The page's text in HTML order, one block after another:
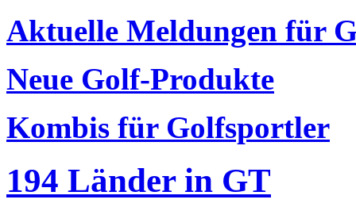
Aktuelle Meldungen für
Neue Golf-Produkte
Kombis für Golfsportler
194 Länder in GT